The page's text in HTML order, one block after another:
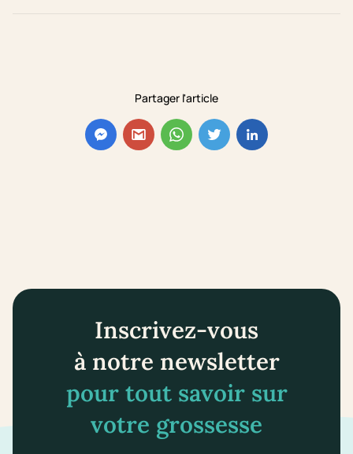
Partager l'article
Inscrivez-vous
à notre newsletter
pour tout savoir sur
votre grossesse